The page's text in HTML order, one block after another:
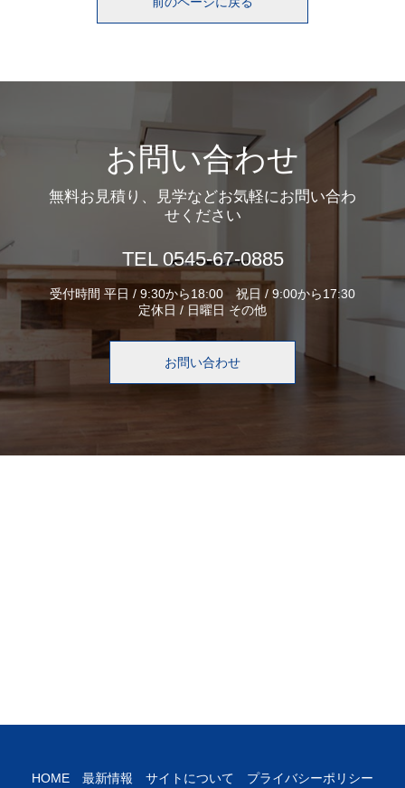
お問い合わせ
無料お見積り、見学などお気軽にお問い合わ
せください
TEL 0545-67-0885
受付時間 平日 / 9:30から18:00 祝日 / 9:00から17:30
定休日 / 日曜日 その他
お問い合わせ
HOME 最新情報 サイトについて
プライバシーポリシー